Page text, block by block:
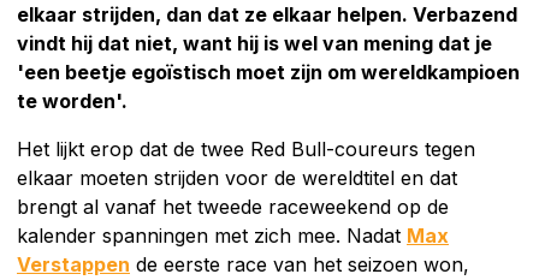
elkaar strijden, dan dat ze elkaar helpen. Verbazend
vindt hij dat niet, want hij is wel van mening dat je
'een beetje egoïstisch moet zijn om wereldkampioen
te worden'.
Het lijkt erop dat de twee Red Bull-coureurs tegen
elkaar moeten strijden voor de wereldtitel en dat
brengt al vanaf het tweede raceweekend op de
kalender spanningen met zich mee. Nadat Max
Verstappen de eerste race van het seizoen won,